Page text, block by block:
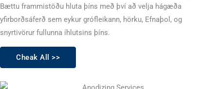
Bættu frammistöðu hluta þíns með því að velja hágæða
yfirborðsáferð sem eykur grófleikann, hörku, Efnaþol, og
snyrtivörur fullunna íhlutsins þíns.
Cheak All >>